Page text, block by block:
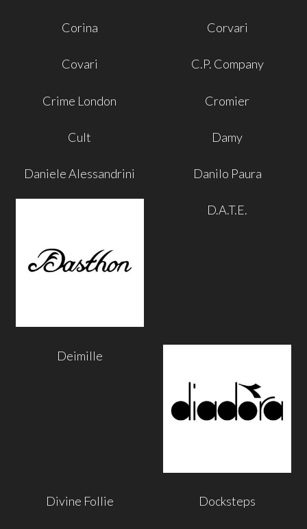
Corina Corvari
Covari C.P. Company
Crime London Cromier
Cult Damy
Daniele Alessandrini Danilo Paura
D.A.T.E.
Deimille
Divine Follie Docksteps